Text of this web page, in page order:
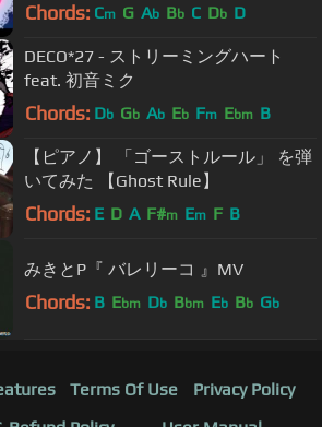
Chords: Cm G Ab Bb C Db D
DECO*27 - ストリーミングハート
feat. 初音ミク
Chords: Db Gb Ab Eb Fm Ebm B
【ピアノ】 「ゴーストルール」 を弾
いてみた 【Ghost Rule】
Chords: E D A F#m Em F B
みきとP『 バレリーコ 』MV
Chords: B Ebm Db Bbm Eb Bb Gb
Terms Of Use
Privacy Policy